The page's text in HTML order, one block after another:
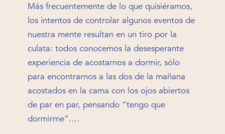
Más frecuentemente de lo que quisiéramos,
los intentos de controlar algunos eventos de
nuestra mente resultan en un tiro por la
culata: todos conocemos la desesperante
experiencia de acostarnos a dormir, sólo
para encontrarnos a las dos de la mañana
acostados en la cama con los ojos abiertos
de par en par, pensando “tengo que
dormirme”.…